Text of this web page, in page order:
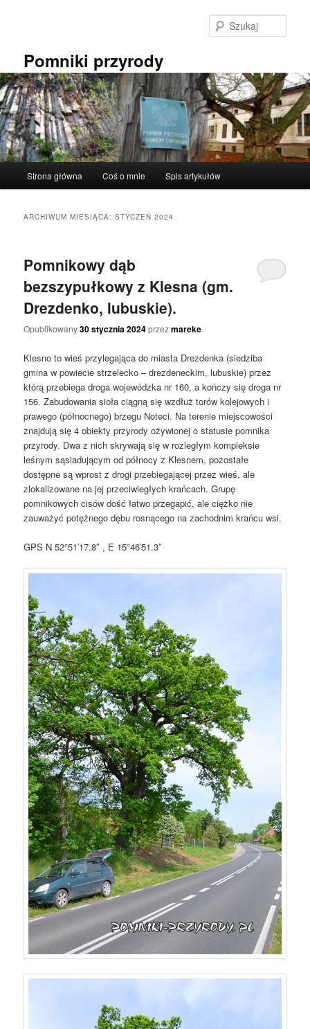
Pomniki przyrody
Strona główna Coś o mnie Spis artykułów
ARCHIWUM MIESIĄCA:STYCZEŃ 2024
Pomnikowy dąb
bezszypułkowy z Klesna (gm.
Drezdenko, lubuskie).
Opublikowany30 stycznia 2024przezmareke
Klesno to wieś przylegająca do miasta Drezdenka (siedziba
gmina w powiecie strzelecko – drezdeneckim, lubuskie) przez
którą przebiega droga wojewódzka nr 160, a kończy się droga nr
156. Zabudowania sioła ciągną się wzdłuż torów kolejowych i
prawego (północnego) brzegu Noteci. Na terenie miejscowości
znajdują się 4 obiekty przyrody ożywionej o statusie pomnika
przyrody. Dwa z nich skrywają się w rozległym kompleksie
leśnym sąsiadującym od północy z Klesnem, pozostałe
dostępne są wprost z drogi przebiegającej przez wieś, ale
zlokalizowane na jej przeciwległych krańcach. Grupę
pomnikowych cisów dość łatwo przegapić, ale ciężko nie
zauważyć potężnego dębu rosnącego na zachodnim krańcu wsi.
GPS N 52°51′17.8″ , E 15°46′51.3″